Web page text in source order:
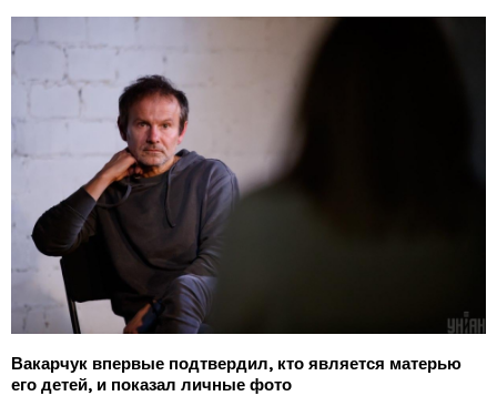
Вакарчук впервые подтвердил, кто является матерью
его детей, и показал личные фото